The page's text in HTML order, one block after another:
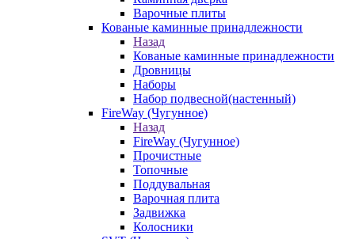
Варочные плиты
Кованые каминные принадлежности
Назад
Кованые каминные принадлежности
Дровницы
Наборы
Набор подвесной(настенный)
FireWay (Чугунное)
Назад
FireWay (Чугунное)
Прочистные
Топочные
Поддувальная
Варочная плита
Задвижка
Колосники